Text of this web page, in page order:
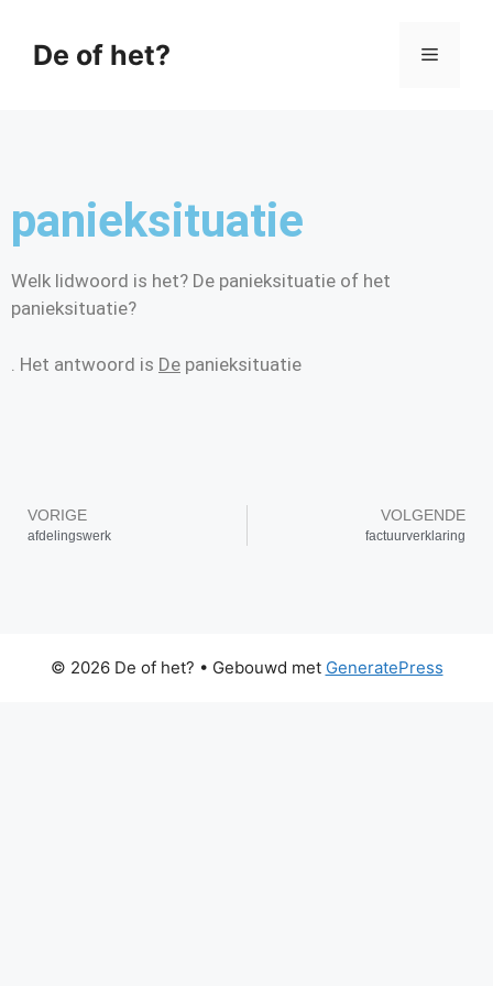
De of het?
panieksituatie
Welk lidwoord is het? De panieksituatie of het
panieksituatie?
. Het antwoord is De panieksituatie
VORIGE
afdelingswerk
VOLGENDE
factuurverklaring
© 2026 De of het? • Gebouwd met GeneratePress